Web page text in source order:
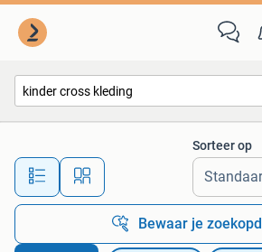
Alle afstanden…
Sorteer op
Bewaar je